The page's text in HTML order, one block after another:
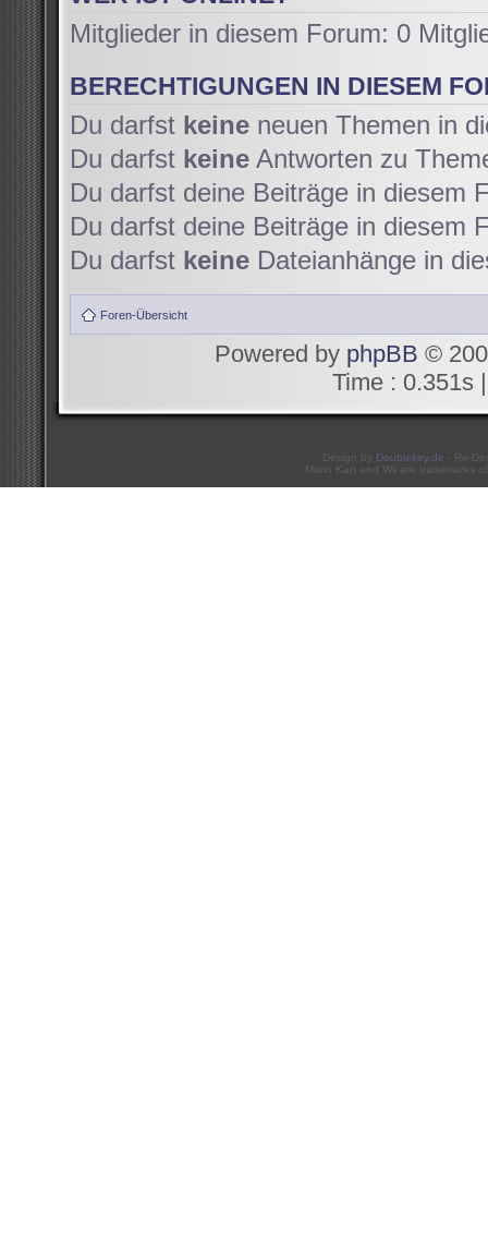
Mitglieder in diesem Forum: 0
BERECHTIGUNGEN IN DIESEM
Du darfst keine neuen Themen in
Du darfst keine Antworten zu
Du darfst deine Beiträge in diesem
Du darfst deine Beiträge in diesem
Du darfst keine Dateianhänge in
Foren-Übersicht
Powered by phpBB ©
Time : 0.351s
Design by Doublekey.de - Re-
Mario Kart and Wii are trademarks